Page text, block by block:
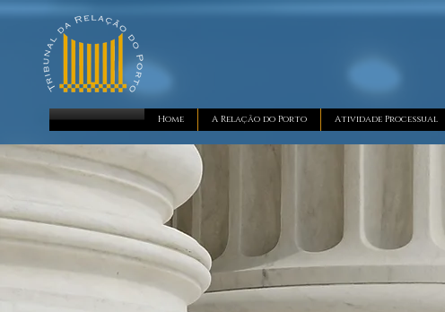
Home A Relação do Porto Atividade Processual